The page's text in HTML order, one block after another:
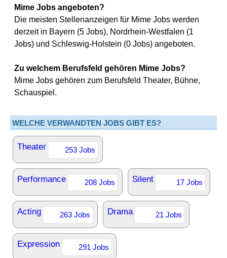
Mime Jobs angeboten?
Die meisten Stellenanzeigen für Mime Jobs werden
derzeit in Bayern (5 Jobs), Nordrhein-Westfalen (1
Jobs) und Schleswig-Holstein (0 Jobs) angeboten.
Zu welchem Berufsfeld gehören Mime Jobs?
Mime Jobs gehören zum Berufsfeld Theater, Bühne,
Schauspiel.
WELCHE VERWANDTEN JOBS GIBT ES?
Theater 253 Jobs
Performance 208 Jobs Silent 17 Jobs
Acting 263 Jobs Drama 21 Jobs
Expression 291 Jobs